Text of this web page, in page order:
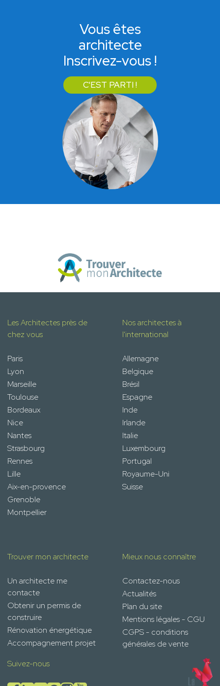
Vous êtes
architecte
Inscrivez-vous !
C'EST PARTI !
Les Architectes près de
chez vous
Paris
Lyon
Marseille
Toulouse
Bordeaux
Nice
Nantes
Strasbourg
Rennes
Lille
Aix-en-provence
Grenoble
Montpellier
Nos architectes à
l'international
Allemagne
Belgique
Brésil
Espagne
Inde
Irlande
Italie
Luxembourg
Portugal
Royaume-Uni
Suisse
Trouver mon architecte
Un architecte me
contacte
Obtenir un permis de
construire
Rénovation énergétique
Accompagnement projet
Mieux nous connaître
Contactez-nous
Actualités
Plan du site
Mentions légales - CGU
CGPS - conditions
générales de vente
Suivez-nous